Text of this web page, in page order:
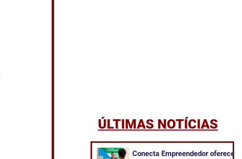
ÚLTIMAS NOTÍCIAS
Conecta Empreendedor oferece